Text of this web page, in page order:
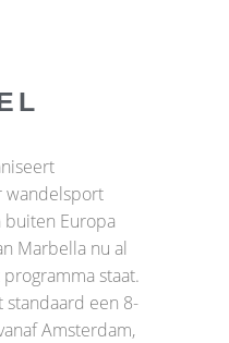
wandelsport
Europa
Marbella nu al
staat.
standaard een 8-
Amsterdam,